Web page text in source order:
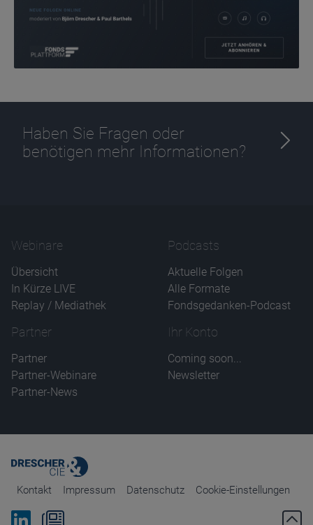
Haben Sie Fragen oder
benötigen mehr Informationen?
Webinare
Übersicht
In Kürze LIVE
Replay / Mediathek
Podcasts
Aktuelle Folgen
Alle Formate
Fondsgedanken-Podcast
Partner
Partner
Partner-Webinare
Partner-News
Ihr Konto
Coming soon...
Newsletter
Kontakt Impressum Datenschutz Cookie-Einstellungen
Bei Linkedin folgen
Zum Newsletter anmelden